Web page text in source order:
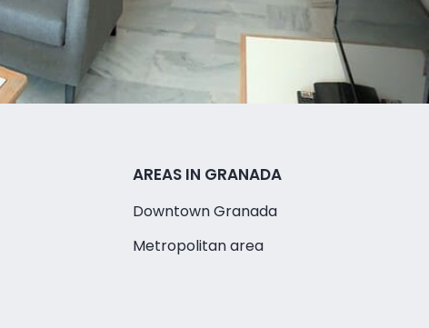
AREAS IN GRANADA
Downtown Granada
Metropolitan area